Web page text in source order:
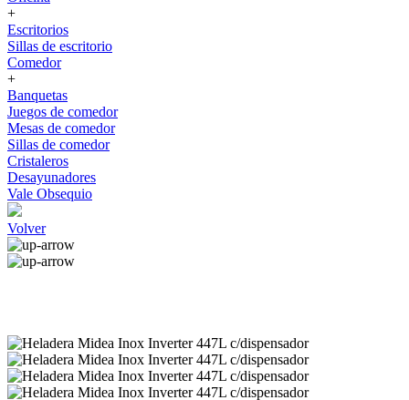
+
Escritorios
Sillas de escritorio
Comedor
+
Banquetas
Juegos de comedor
Mesas de comedor
Sillas de comedor
Cristaleros
Desayunadores
Vale Obsequio
Volver